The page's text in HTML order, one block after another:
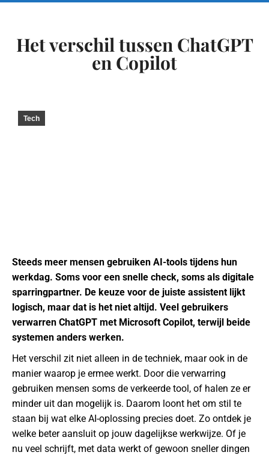
Het verschil tussen ChatGPT
en Copilot
Tech
Steeds meer mensen gebruiken AI-tools tijdens hun
werkdag. Soms voor een snelle check, soms als digitale
sparringpartner. De keuze voor de juiste assistent lijkt
logisch, maar dat is het niet altijd. Veel gebruikers
verwarren ChatGPT met Microsoft Copilot, terwijl beide
systemen anders werken.
Het verschil zit niet alleen in de techniek, maar ook in de
manier waarop je ermee werkt. Door die verwarring
gebruiken mensen soms de verkeerde tool, of halen ze er
minder uit dan mogelijk is. Daarom loont het om stil te
staan bij wat elke AI-oplossing precies doet. Zo ontdek je
welke beter aansluit op jouw dagelijkse werkwijze. Of je
nu veel schrijft, met data werkt of gewoon sneller dingen